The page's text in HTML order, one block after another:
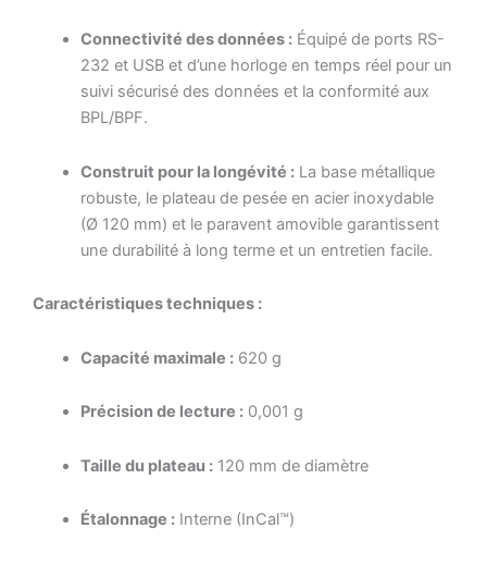
Connectivité des données :Équipé de ports RS-
232 et USB et d’une horloge en temps réel pour un
suivi sécurisé des données et la conformité aux
BPL/BPF.
Construit pour la longévité :La base métallique
robuste, le plateau de pesée en acier inoxydable
(Ø 120 mm) et le paravent amovible garantissent
une durabilité à long terme et un entretien facile.
Caractéristiques techniques :
Capacité maximale :620 g
Précision de lecture :0,001 g
Taille du plateau :120 mm de diamètre
Étalonnage :Interne (InCal™)